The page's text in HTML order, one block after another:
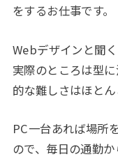
をするお仕事です。
Webデザインと聞
実際のところは型
的な難しさはほと
PC一台あれば場所
ので、毎日の通勤か